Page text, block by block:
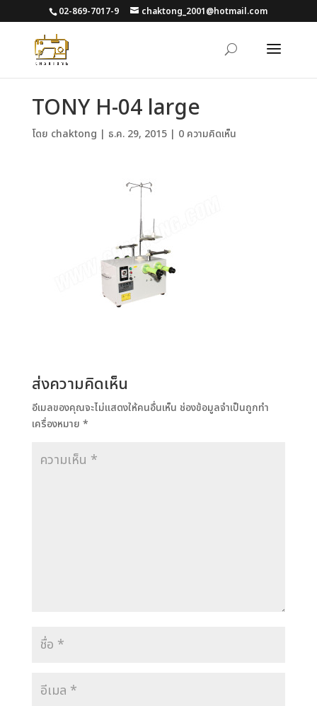
02-869-7017-9 chaktong_2001@hotmail.com
TONY H-04 large
โดย chaktong | ธ.ค. 29, 2015| 0 ความคิดเห็น
ส่งความคิดเห็น
อีเมลของคุณจะไม่แสดงให้คนอื่นเห็น ช่องข้อมูลจำเป็นถูกทำ
เครื่องหมาย *